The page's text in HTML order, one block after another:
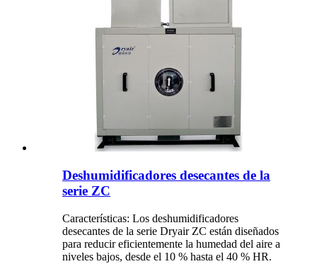
Deshumidificadores desecantes de la
serie ZC
Características: Los deshumidificadores
desecantes de la serie Dryair ZC están diseñados
para reducir eficientemente la humedad del aire a
niveles bajos, desde el 10 % hasta el 40 % HR.